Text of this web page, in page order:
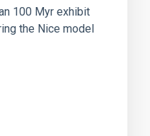
100 Myr exhibit
the Nice model